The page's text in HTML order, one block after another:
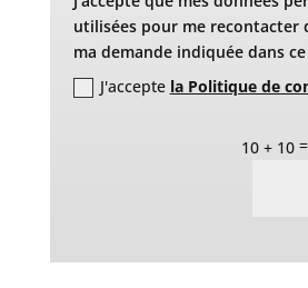
utilisées pour me recontacter
ma demande indiquée dans
J'accepte la Politique de
10 + 10 =